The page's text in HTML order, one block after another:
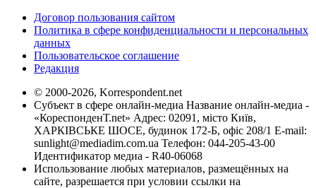
Договор пользования сайтом
Политика в сфере конфиденциальности и персональных
данных
Пользовательское соглашение
Редакция
© 2000-2026, Korrespondent.net
Субъект в сфере онлайн-медиа Название онлайн-медиа -
«КореспонденТ.net» Адрес: 02091, місто Київ,
ХАРКІВСЬКЕ ШОСЕ, будинок 172-Б, офіс 208/1 E-mail:
sunlight@mediadim.com.ua Телефон: 044-205-43-00
Идентификатор медиа - R40-06068
Использование любых материалов, размещённых на
сайте, разрешается при условии ссылки на